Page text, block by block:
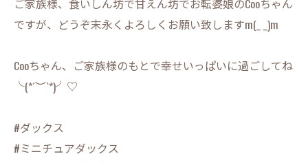
ですが、どうぞ末永くよろしくお願い致しますm(_ _)m
Cooちゃん、ご家族様のもとで幸せいっぱいに過ごしてね
╰(*´︶`*)╯♡
#ダックス
#ミニチュアダックス